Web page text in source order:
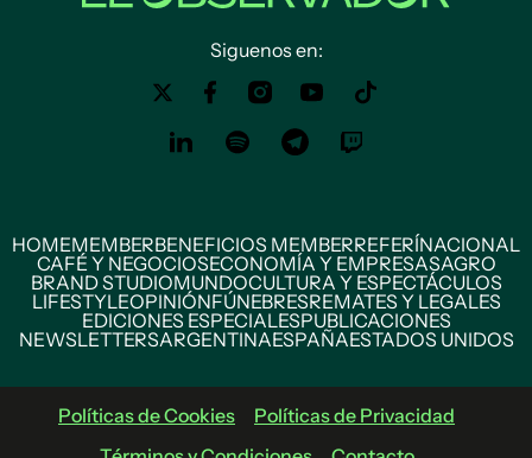
Siguenos en:
HOMEMEMBERBENEFICIOS MEMBERREFERÍNACIONAL
CAFÉ Y NEGOCIOSECONOMÍA Y EMPRESASAGRO
BRAND STUDIOMUNDOCULTURA Y ESPECTÁCULOS
LIFESTYLEOPINIÓNFÚNEBRESREMATES Y LEGALES
EDICIONES ESPECIALESPUBLICACIONES
NEWSLETTERSARGENTINAESPAÑAESTADOS UNIDOS
Políticas de Cookies
Políticas de Privacidad